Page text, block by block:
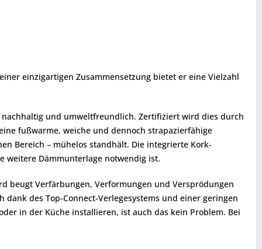
einzigartigen Zusammensetzung bietet er eine Vielzahl
nachhaltig und umweltfreundlich. Zertifiziert wird dies durch
fußwarme, weiche und dennoch strapazierfähige
Bereich – mühelos standhält. Die integrierte Kork-
weitere Dämmunterlage notwendig ist.
beugt Verfärbungen, Verformungen und Versprödungen
des Top-Connect-Verlegesystems und einer geringen
in der Küche installieren, ist auch das kein Problem. Bei